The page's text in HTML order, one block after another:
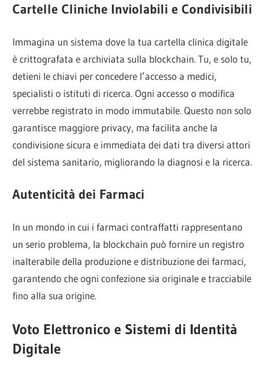
Cartelle Cliniche Inviolabili e Condivisibili
Immagina un sistema dove la tua cartella clinica digitale
è crittografata e archiviata sulla blockchain. Tu, e solo tu,
detieni le chiavi per concedere l’accesso a medici,
specialisti o istituti di ricerca. Ogni accesso o modifica
verrebbe registrato in modo immutabile. Questo non solo
garantisce maggiore privacy, ma facilita anche la
condivisione sicura e immediata dei dati tra diversi attori
del sistema sanitario, migliorando la diagnosi e la ricerca.
Autenticità dei Farmaci
In un mondo in cui i farmaci contraffatti rappresentano
un serio problema, la blockchain può fornire un registro
inalterabile della produzione e distribuzione dei farmaci,
garantendo che ogni confezione sia originale e tracciabile
fino alla sua origine.
Voto Elettronico e Sistemi di Identità
Digitale